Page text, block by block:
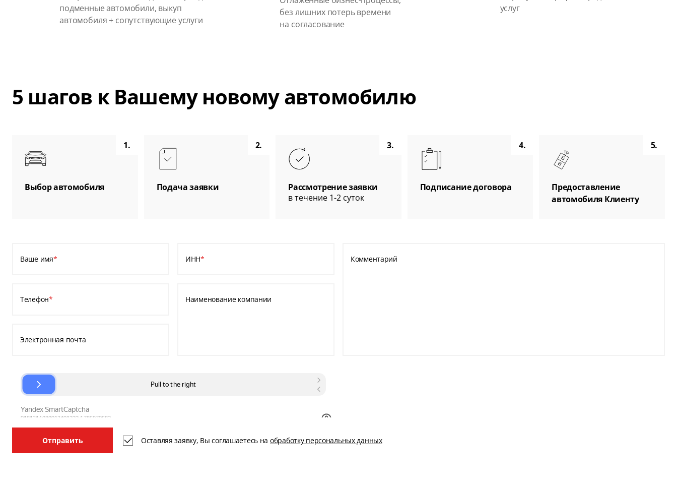
подменные автомобили, выкуп
автомобиля + сопутствующие услуги
без лишних потерь времени
на согласование
услуг
5 шагов к Вашему новому автомобилю
1.
Выбор автомобиля
2.
Подача заявки
3.
Рассмотрение заявки
в течение 1-2 суток
4.
Подписание договора
5.
Предоставление
автомобиля Клиенту
Ваше имя*
Телефон*
Электронная почта
ИНН*
Наименование компании
Комментарий
Отправить Оставляя заявку, Вы соглашаетесь на обработку персональных данных